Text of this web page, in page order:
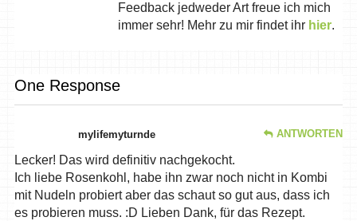
Feedback jedweder Art freue ich mich
immer sehr! Mehr zu mir findet ihr hier.
One Response
mylifemyturnde ANTWORTEN
Lecker! Das wird definitiv nachgekocht.
Ich liebe Rosenkohl, habe ihn zwar noch nicht in Kombi
mit Nudeln probiert aber das schaut so gut aus, dass ich
es probieren muss. :D Lieben Dank, für das Rezept.